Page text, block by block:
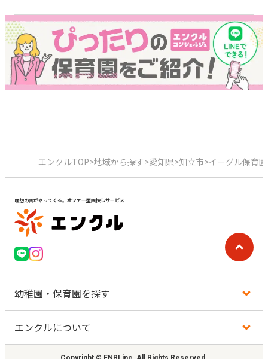
エンクルTOP>地域から探す>愛知県>知立市>イーグル保育園
理想の園がやってくる。オファー型園探しサービス
幼稚園・保育園を探す
エンクルについて